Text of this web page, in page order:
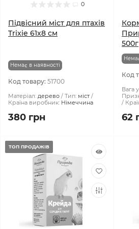
0
Підвісний міст для птахів
Trixie 61х8 см
Немає в наявності
Код товару: 51700
Матеріал: дерево Тип: міст
Країна виробник: Німеччина
380 грн
500г
Код
Вага
62
ТОП ПРОДАЖІВ